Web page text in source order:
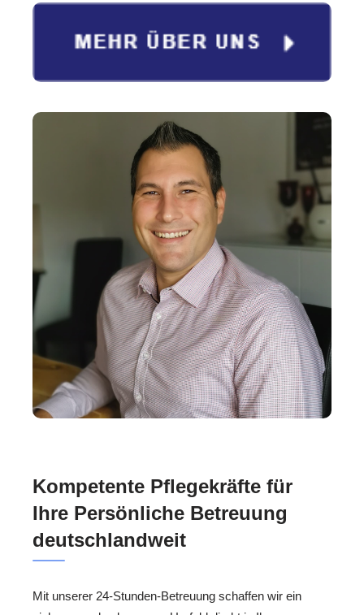
Kompetente Pflegekräfte für
Ihre Persönliche Betreuung
deutschlandweit
Mit unserer 24-Stunden-Betreuung schaffen wir ein